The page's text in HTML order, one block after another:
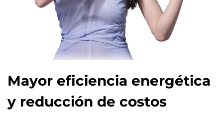
Mayor eficiencia energética
y reducción de costos